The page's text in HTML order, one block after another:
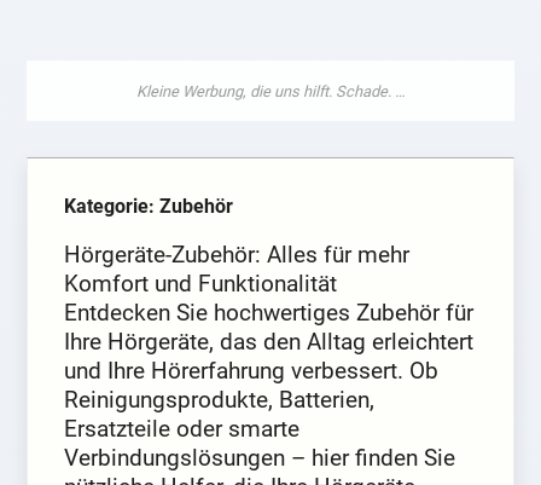
Kategorie: Zubehör
Hörgeräte-Zubehör: Alles für mehr
Komfort und Funktionalität
Entdecken Sie hochwertiges Zubehör für
Ihre Hörgeräte, das den Alltag erleichtert
und Ihre Hörerfahrung verbessert. Ob
Reinigungsprodukte, Batterien,
Ersatzteile oder smarte
Verbindungslösungen – hier finden Sie